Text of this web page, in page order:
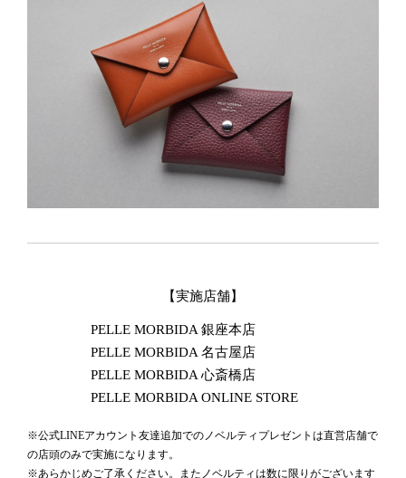
【実施店舗】
PELLE MORBIDA 銀座本店
PELLE MORBIDA 名古屋店
PELLE MORBIDA 心斎橋店
PELLE MORBIDA ONLINE STORE
※公式LINEアカウント友達追加でのノベルティプレゼントは直営店舗で
の店頭のみで実施になります。
※あらかじめご了承ください。またノベルティは数に限りがございます